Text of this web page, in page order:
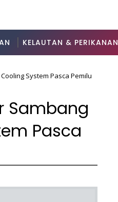
KELAUTAN & PERIKANAN
System Pasca Pemilu
Sambang
Pasca